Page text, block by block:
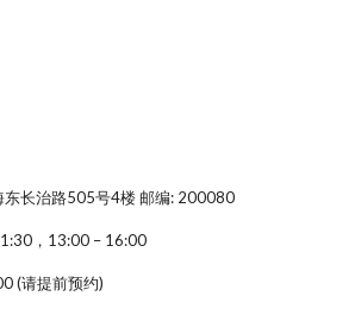
东长治路505号4楼 邮编: 200080
，13:00 – 16:00
(请提前预约)